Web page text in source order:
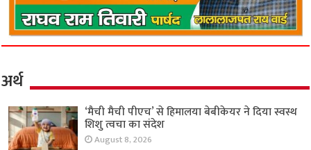
अर्थ
‘मैची मैची पीएच’ से हिमालया बेबीकेयर ने दिया स्वस्थ
शिशु त्वचा का संदेश
August 8, 2026